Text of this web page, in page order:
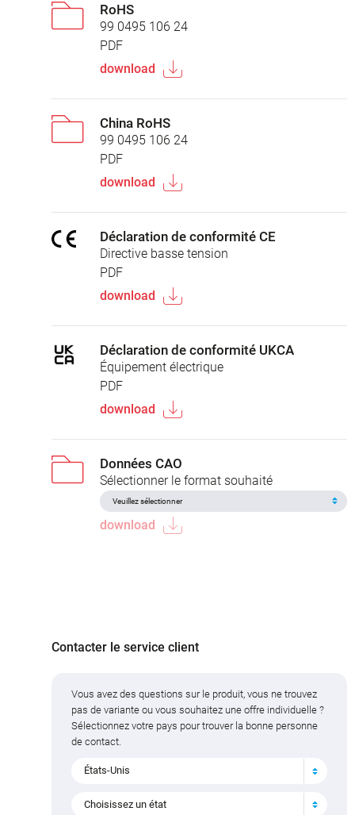
RoHS
99 0495 106 24
PDF
download
China RoHS
99 0495 106 24
PDF
download
Déclaration de conformité CE
Directive basse tension
PDF
download
Déclaration de conformité UKCA
Équipement électrique
PDF
download
Données CAO
Sélectionner le format souhaité
download
Contacter le service client
Vous avez des questions sur le produit, vous ne trouvez
pas de variante ou vous souhaitez une offre individuelle ?
Sélectionnez votre pays pour trouver la bonne personne
de contact.
États-Unis
Choisissez un état